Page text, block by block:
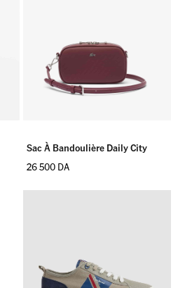
Sac À Bandoulière Daily City
26 500DA